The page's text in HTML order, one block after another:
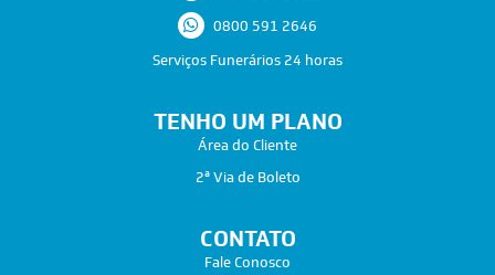
0800 591 2646
Serviços Funerários 24 horas
TENHO UM PLANO
Área do Cliente
2ª Via de Boleto
CONTATO
Fale Conosco